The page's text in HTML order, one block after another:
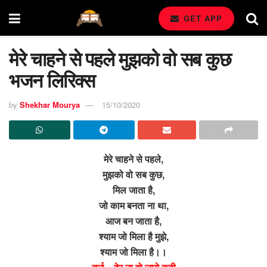
GET APP
मेरे चाहने से पहले मुझको वो सब कुछ
भजन लिरिक्स
by Shekhar Mourya 15/10/2020
मेरे चाहने से पहले,
मुझको वो सब कुछ,
मिल जाता है,
जो काम बनता ना था,
आज बन जाता है,
श्याम जो मिला है मुझे,
श्याम जो मिला है।।